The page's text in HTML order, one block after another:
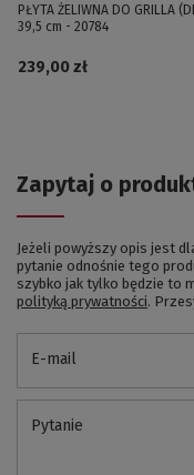
PŁYTA ŻELIWNA DO GRILLA
39,5 cm - 20784
239,00 zł
Zapytaj o
Jeżeli powyższy opis jest
pytanie odnośnie tego
szybko jak tylko będzie to
polityką prywatności.
E-mail
Pytanie